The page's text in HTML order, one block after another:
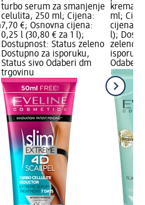
turbo serum za smanjenje
celulita, 250 ml; Cijena:
7,70 €; Osnovna cijena:
0,25 l (30,80 € za 1 l);
Dostupnost: Status zeleno
Dostupno za isporuku,
Status sivo Odaberi dm
trgovinu
krema
ml;
cijena:
l);
zeleno
Odaberi